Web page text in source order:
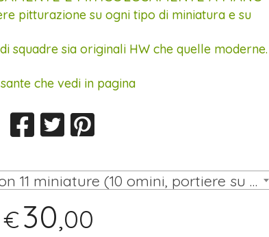
pitturazione su ogni tipo di miniatura e su
squadre sia originali HW che quelle moderne.
che vedi in pagina
SCATOLA HW ANNI 70 con 11 miniature (10 omini, portiere su asta) | € 30,00
€30,00